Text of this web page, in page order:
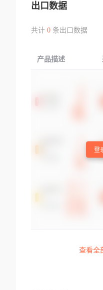
出口数据
共计 0条出口数据
产品描述
登
查看全